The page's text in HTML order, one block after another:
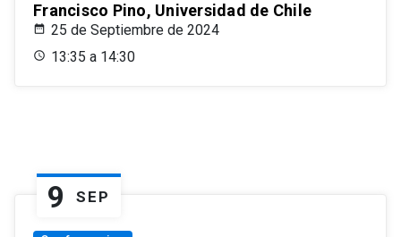
Francisco Pino, Universidad de Chile
25 de Septiembre de 2024
13:35 a 14:30
9 SEP